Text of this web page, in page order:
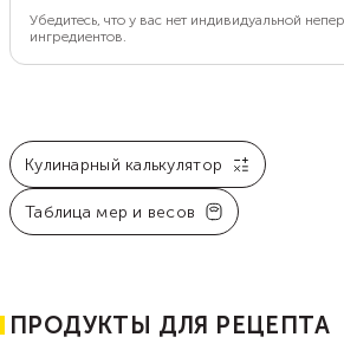
Убедитесь, что у вас нет индивидуальной
ингредиентов.
Кулинарный калькулятор
Таблица мер и весов
ПРОДУКТЫ ДЛЯ РЕЦЕПТА